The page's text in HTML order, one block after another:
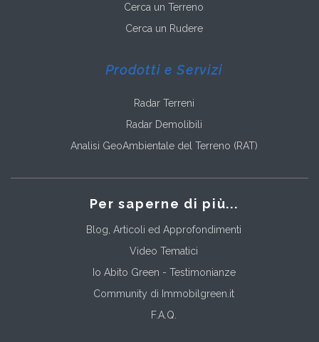
Cerca un Terreno
Cerca un Rudere
Prodotti e Servizi
Radar Terreni
Radar Demolibili
Analisi GeoAmbientale del Terreno (RAT)
Per saperne di più...
Blog, Articoli ed Approfondimenti
Video Tematici
Io Abito Green - Testimonianze
Community di Immobilgreen.it
F.A.Q.